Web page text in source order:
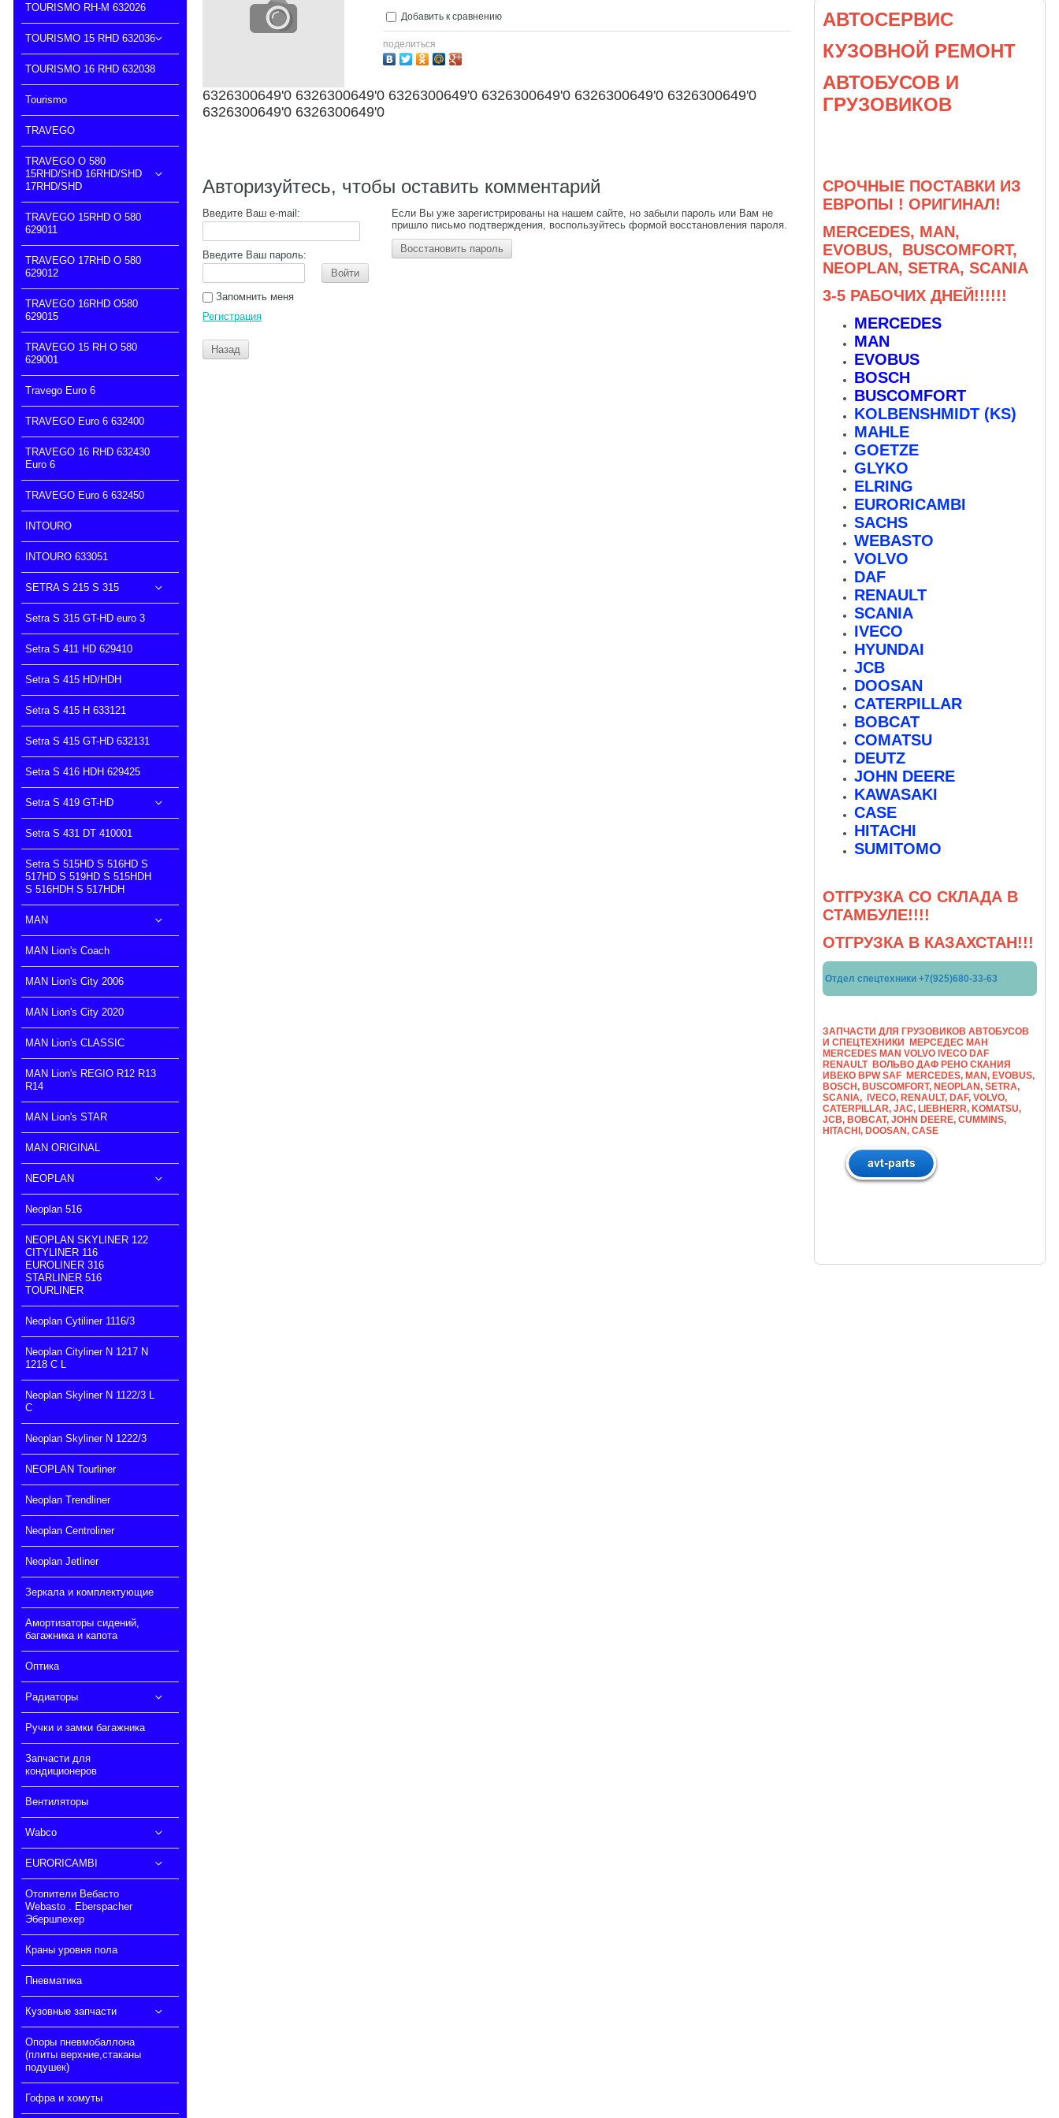
TOURISMO RH-M 632026
TOURISMO 15 RHD 632036
TOURISMO 16 RHD 632038
Tourismo
TRAVEGO
TRAVEGO O 580
15RHD/SHD 16RHD/SHD
17RHD/SHD
TRAVEGO 15RHD O 580
629011
TRAVEGO 17RHD O 580
629012
TRAVEGO 16RHD O580
629015
TRAVEGO 15 RH O 580
629001
Travego Euro 6
TRAVEGO Euro 6 632400
TRAVEGO 16 RHD 632430
Euro 6
TRAVEGO Euro 6 632450
INTOURO
INTOURO 633051
SETRA S 215 S 315
Setra S 315 GT-HD euro 3
Setra S 411 HD 629410
Setra S 415 HD/HDH
Setra S 415 H 633121
Setra S 415 GT-HD 632131
Setra S 416 HDH 629425
Setra S 419 GT-HD
Setra S 431 DT 410001
Setra S 515HD S 516HD S
517HD S 519HD S 515HDH
S 516HDH S 517HDH
MAN
MAN Lion's Coach
MAN Lion's City 2006
MAN Lion's City 2020
MAN Lion's CLASSIC
MAN Lion's REGIO R12 R13
R14
MAN Lion's STAR
MAN ORIGINAL
NEOPLAN
Neoplan 516
NEOPLAN SKYLINER 122
CITYLINER 116
EUROLINER 316
STARLINER 516
TOURLINER
Neoplan Cytiliner 1116/3
Neoplan Cityliner N 1217 N
1218 C L
Neoplan Skyliner N 1122/3 L
C
Neoplan Skyliner N 1222/3
NEOPLAN Tourliner
Neoplan Trendliner
Neoplan Centroliner
Neoplan Jetliner
Зеркала и комплектующие
Амортизаторы сидений,
багажника и капота
Оптика
Радиаторы
Ручки и замки багажника
Запчасти для
кондиционеров
Вентиляторы
Wabco
EURORICAMBI
Отопители Вебасто
Webasto . Eberspacher
Эбершпехер
Краны уровня пола
Пневматика
Кузовные запчасти
Опоры пневмобаллона
(плиты верхние,стаканы
подушек)
Гофра и хомуты
Добавить к сравнению
поделиться
6326300649'0 6326300649'0 6326300649'0 6326300649'0 6326300649'0 6326300649'0
6326300649'0 6326300649'0
Авторизуйтесь, чтобы оставить комментарий
Введите Ваш e-mail:
Введите Ваш пароль:
Войти
Запомнить меня
Регистрация
Если Вы уже зарегистрированы на нашем сайте, но забыли пароль или Вам не
пришло письмо подтверждения, воспользуйтесь формой восстановления пароля.
Восстановить пароль
Назад
АВТОСЕРВИС
КУЗОВНОЙ РЕМОНТ
АВТОБУСОВ И
ГРУЗОВИКОВ
СРОЧНЫЕ ПОСТАВКИ ИЗ
ЕВРОПЫ ! ОРИГИНАЛ!
MERCEDES, MAN,
EVOBUS, BUSCOMFORT,
NEOPLAN, SETRA, SCANIA
3-5 РАБОЧИХ ДНЕЙ!!!!!!
MERCEDES
MAN
EVOBUS
BOSCH
BUSCOMFORT
KOLBENSHMIDT (KS)
MAHLE
GOETZE
GLYKO
ELRING
EURORICAMBI
SACHS
WEBASTO
VOLVO
DAF
RENAULT
SCANIA
IVECO
HYUNDAI
JCB
DOOSAN
CATERPILLAR
BOBCAT
COMATSU
DEUTZ
JOHN DEERE
KAWASAKI
CASE
HITACHI
SUMITOMO
ОТГРУЗКА СО СКЛАДА В
СТАМБУЛЕ!!!!
ОТГРУЗКА В КАЗАХСТАН!!!
Отдел спецтехники +7(925)680-33-63
ЗАПЧАСТИ ДЛЯ ГРУЗОВИКОВ АВТОБУСОВ
И СПЕЦТЕХНИКИ МЕРСЕДЕС МАН
МERCEDES MAN VOLVO IVECO DAF
RENAULT ВОЛЬВО ДАФ РЕНО СКАНИЯ
ИВЕКО BPW SAF MERCEDES, MAN, EVOBUS,
BOSCH, BUSCOMFORT, NEOPLAN, SETRA,
SCANIA, IVECO, RENAULT, DAF, VOLVO,
CATERPILLAR, JAC, LIEBHERR, KOMATSU,
JCB, BOBCAT, JOHN DEERE, CUMMINS,
HITACHI, DOOSAN, CASE